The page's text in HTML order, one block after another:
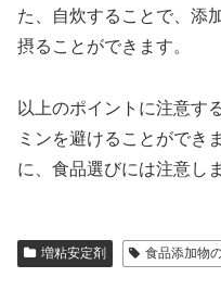
た、自炊することで、添
摂ることができます。
以上のポイントに注意す
ミンを避けることができ
に、食品選びには注意し
増粘安定剤 食品添加物